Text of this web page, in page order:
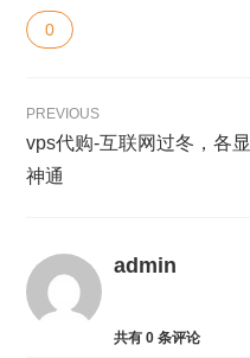
0
PREVIOUS
vps代购-互联网过冬，各显
神通
admin
共有0 条评论